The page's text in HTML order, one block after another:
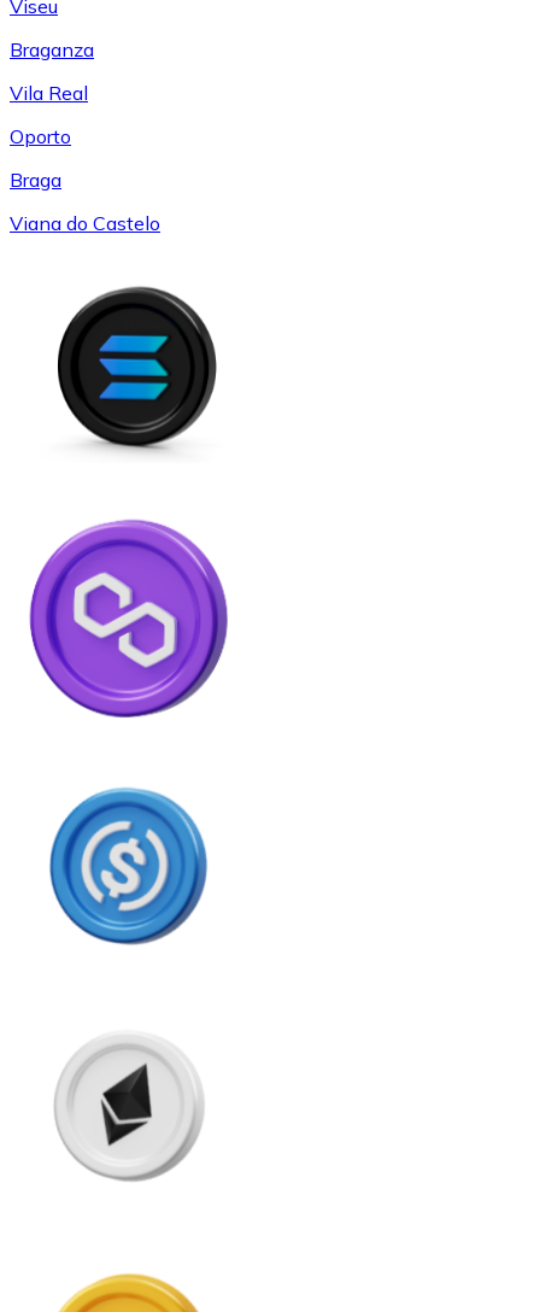
Viseu
Braganza
Vila Real
Oporto
Braga
Viana do Castelo